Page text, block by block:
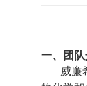
一、团队
威廉